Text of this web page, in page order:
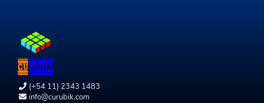
(+54 11) 2343 1483
info@curubik.com